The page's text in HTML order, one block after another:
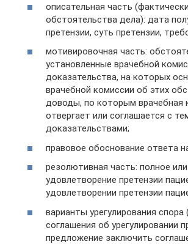
описательная часть
обстоятельства дела): дата
претензии, суть претензии,
мотивировочная часть:
установленные врачебной
доказательства, на которых
врачебной комиссии об этих
доводы, по которым врачебная
отвергает или соглашается с
доказательствами;
правовое обоснование ответа
резолютивная часть: полное
удовлетворение претензии
удовлетворении претензии
варианты урегулирования спора
соглашения об урегулировании
предложение заключить